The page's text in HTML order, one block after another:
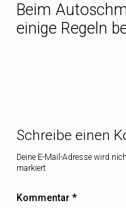
Beim
einige Regeln
Schreibe einen
Deine E-Mail-Adresse wird
markiert
Kommentar *